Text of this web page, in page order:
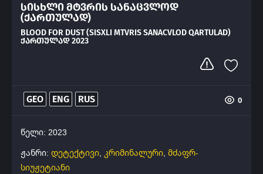
სისხლი მტვრის სანაცვლოდ
(ქართულად)
BLOOD FOR DUST (SISXLI MTVRIS SANACVLOD QARTULAD)
ᲥᲐᲠᲗᲣᲚᲐᲓ 2023
GEO ENG RUS 0
წელი: 2023
ჟანრი: დეტექტივი, კრიმინალური, მძაფრ-
სიუჟეტიანი